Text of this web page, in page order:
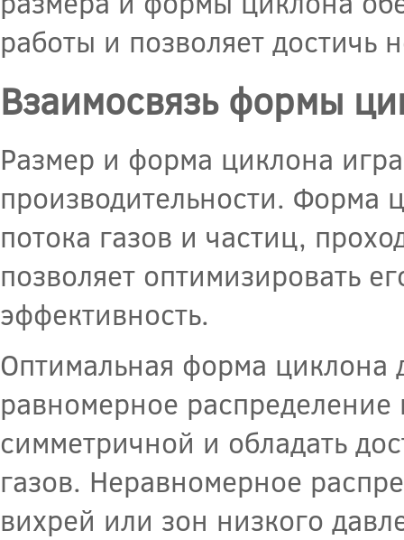
работы и позволяет достичь
Взаимосвязь формы
Размер и форма циклона
производительности. Форма
потока газов и частиц,
позволяет оптимизировать
эффективность.
Оптимальная форма циклона
равномерное
симметричной и обладать
газов. Неравномерное
вихрей или зон низкого